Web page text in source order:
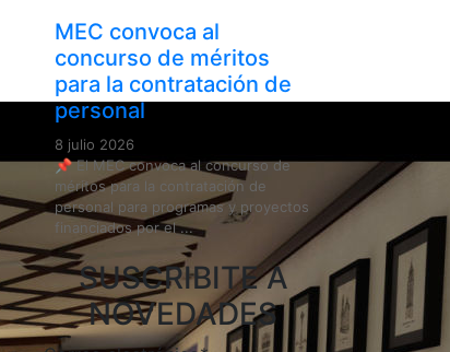
MEC convoca al
concurso de méritos
para la contratación de
personal
8 julio 2026
📌 El MEC convoca al concurso de
méritos para la contratación de
personal para programas y proyectos
financiados por el ...
SUSCRIBITE A
NOVEDADES